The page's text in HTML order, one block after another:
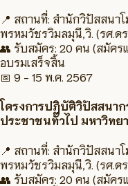
📍 สถานที่: สำนักวิปัสสนา
พรหมวัชรวิมลมุนี,วิ. (รศ.ด
👥 รับสมัคร: 20 คน (สมัคร
อบรมเสร็จสิ้น
📅 9 - 15 พ.ค. 2567
โครงการปฏิบัติวิปัสสนา
ประชาชนทั่วไป มหาวิท
📍 สถานที่: สำนักวิปัสสนา
พรหมวัชรวิมลมุนี,วิ. (รศ.ด
👥 รับสมัคร: 20 คน (สมัคร